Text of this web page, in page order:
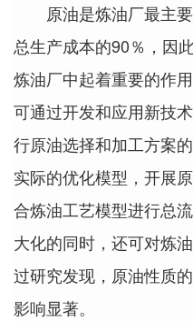
原油是炼油厂最主
总生产成本的90％，因
炼油厂中起着重要的作
可通过开发和应用新技
行原油选择和加工方案
实际的优化模型，开展
合炼油工艺模型进行总
大化的同时，还可对炼
过研究发现，原油性质
影响显著。